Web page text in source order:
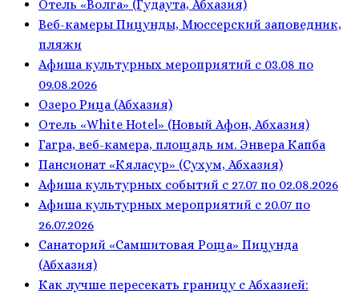
Отель «Волга» (Гудаута, Абхазия)
Веб-камеры Пицунды, Мюссерский заповедник,
пляжи
Афиша культурных мероприятий с 03.08 по
09.08.2026
Озеро Рица (Абхазия)
Отель «White Hotel» (Новый Афон, Абхазия)
Гагра, веб-камера, площадь им. Энвера Капба
Пансионат «Кяласур» (Сухум, Абхазия)
Афиша культурных событий с 27.07 по 02.08.2026
Афиша культурных мероприятий с 20.07 по
26.07.2026
Санаторий «Самшитовая Роща» Пицунда
(Абхазия)
Как лучше пересекать границу с Абхазией: